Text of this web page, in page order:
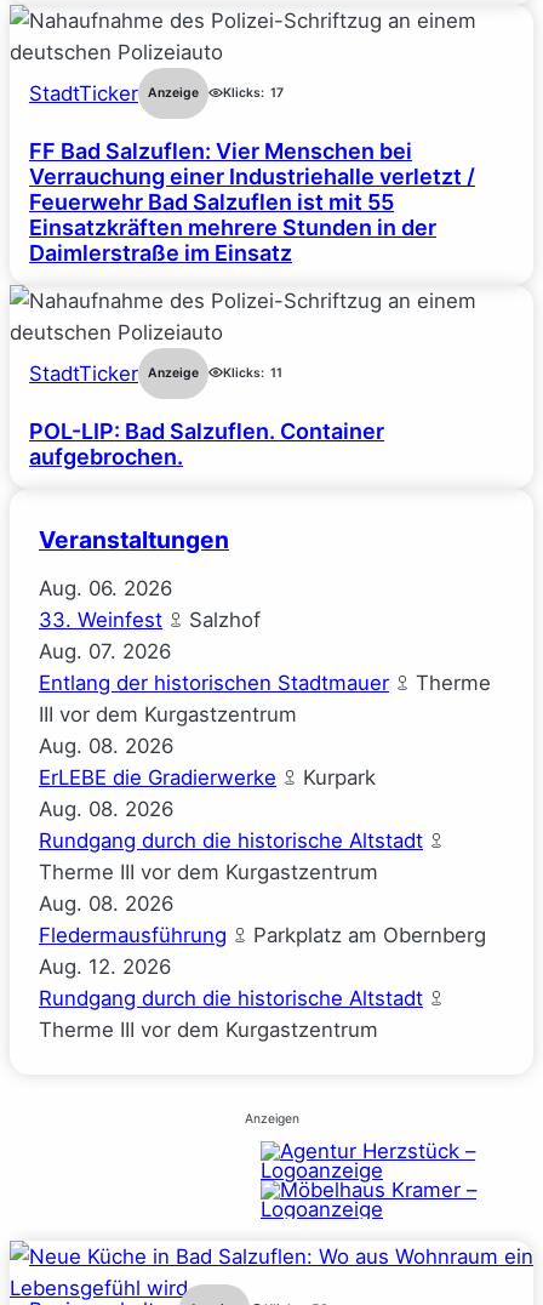
StadtTicker Anzeige Klicks: 17
FF Bad Salzuflen: Vier Menschen bei
Verrauchung einer Industriehalle verletzt /
Feuerwehr Bad Salzuflen ist mit 55
Einsatzkräften mehrere Stunden in der
Daimlerstraße im Einsatz
StadtTicker Anzeige Klicks: 11
POL-LIP: Bad Salzuflen. Container
aufgebrochen.
Veranstaltungen
Aug. 06. 2026
33. Weinfest
Salzhof
Aug. 07. 2026
Entlang der historischen Stadtmauer
Therme
III vor dem Kurgastzentrum
Aug. 08. 2026
ErLEBE die Gradierwerke
Kurpark
Aug. 08. 2026
Rundgang durch die historische Altstadt
Therme III vor dem Kurgastzentrum
Aug. 08. 2026
Fledermausführung
Parkplatz am Obernberg
Aug. 12. 2026
Rundgang durch die historische Altstadt
Therme III vor dem Kurgastzentrum
Anzeigen